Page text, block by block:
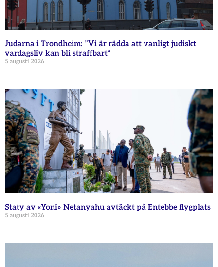
Judarna i Trondheim: ”Vi är rädda att vanligt judiskt
vardagsliv kan bli straffbart”
5 augusti 2026
Staty av «Yoni» Netanyahu avtäckt på Entebbe flygplats
5 augusti 2026